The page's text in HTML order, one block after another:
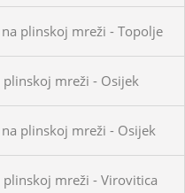
plinskoj mreži - Topolje
mreži - Osijek
plinskoj mreži - Osijek
mreži - Virovitica